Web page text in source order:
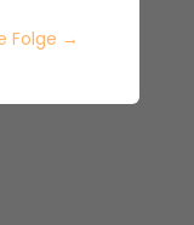
Folge →